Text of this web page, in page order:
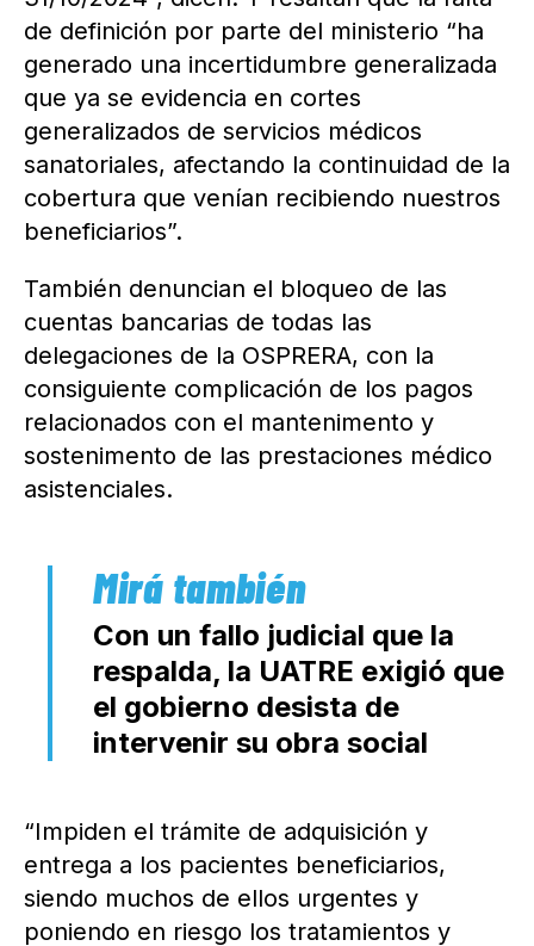
de definición por parte del ministerio “ha
generado una incertidumbre generalizada
que ya se evidencia en cortes
generalizados de servicios médicos
sanatoriales, afectando la continuidad de la
cobertura que venían recibiendo nuestros
beneficiarios”.
También denuncian el bloqueo de las
cuentas bancarias de todas las
delegaciones de la OSPRERA, con la
consiguiente complicación de los pagos
relacionados con el mantenimento y
sostenimento de las prestaciones médico
asistenciales.
Con un fallo judicial que la
respalda, la UATRE exigió que
el gobierno desista de
intervenir su obra social
“Impiden el trámite de adquisición y
entrega a los pacientes beneficiarios,
siendo muchos de ellos urgentes y
poniendo en riesgo los tratamientos y